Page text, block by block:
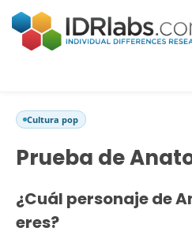
Cultura pop
Prueba de
¿Cuál personaje de
eres?